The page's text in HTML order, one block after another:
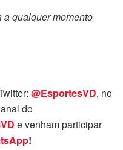
a qualquer momento
@EsportesVD, no
do
e venham participar
!